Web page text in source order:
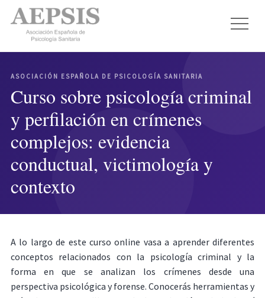
ASOCIACIÓN ESPAÑOLA DE PSICOLOGÍA SANITARIA
Curso sobre psicología criminal
y perfilación en crímenes
complejos: evidencia
conductual, victimología y
contexto
A lo largo de este curso online vasa a aprender diferentes
conceptos relacionados con la psicología criminal y la
forma en que se analizan los crímenes desde una
perspectiva psicológica y forense. Conocerás herramientas y